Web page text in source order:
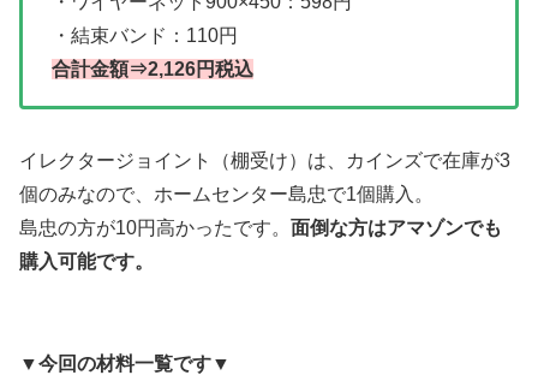
・結束バンド：110円
合計金額⇒2,126円税込
イレクタージョイント（棚受け）は、カインズで在庫が3
個のみなので、ホームセンター島忠で1個購入。
島忠の方が10円高かったです。 面倒な方はアマゾンでも
購入可能です。
▼今回の材料一覧です▼